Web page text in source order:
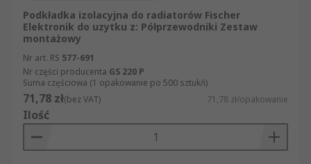
Podkładka izolacyjna do radiatorów Fischer
Elektronik do uzytku z: Półprzewodniki Zestaw
montażowy
Nr art. RS 577-691
Nr części producenta GS 220 P
Suma częściowa (1 opakowanie po 500 sztuk/i)
71,78 zł(bez VAT) 71,78 zł/opakowanie
Ilość